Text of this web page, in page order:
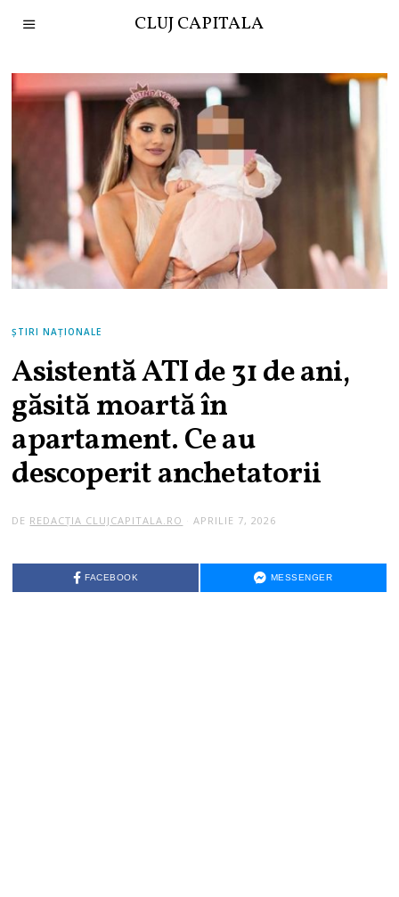
CLUJ CAPITALA
ȘTIRI NAȚIONALE
Asistentă ATI de 31 de ani,
găsită moartă în
apartament. Ce au
descoperit anchetatorii
DE REDACȚIA CLUJCAPITALA.RO APRILIE 7, 2026
FACEBOOK MESSENGER